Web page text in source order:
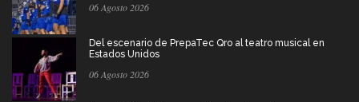
06 Agosto 2026
Del escenario de PrepaTec Qro al teatro musical en
Estados Unidos
06 Agosto 2026